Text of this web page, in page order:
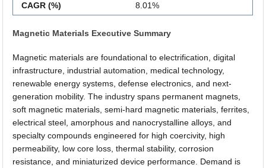
CAGR (%)
8.01%
Magnetic Materials Executive Summary
Magnetic materials are foundational to electrification, digital
infrastructure, industrial automation, medical technology,
renewable energy systems, defense electronics, and next-
generation mobility. The industry spans permanent magnets,
soft magnetic materials, semi-hard magnetic materials, ferrites,
electrical steel, amorphous and nanocrystalline alloys, and
specialty compounds engineered for high coercivity, high
permeability, low core loss, thermal stability, corrosion
resistance, and miniaturized device performance. Demand is